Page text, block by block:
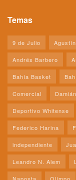
Temas
9 de Julio
Andrés Barbero
Bahía Basket
Comercial
Deportivo Whitense
Federico Harina
independiente
Leandro N. Alem
Naposta Olímpo